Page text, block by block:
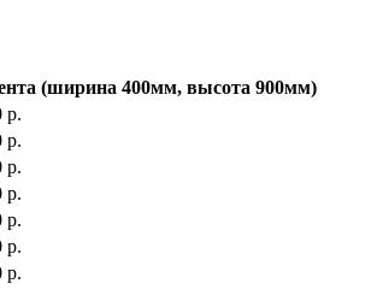
(ширина 400мм, высота 900мм)
р.
р.
р.
р.
р.
р.
р.